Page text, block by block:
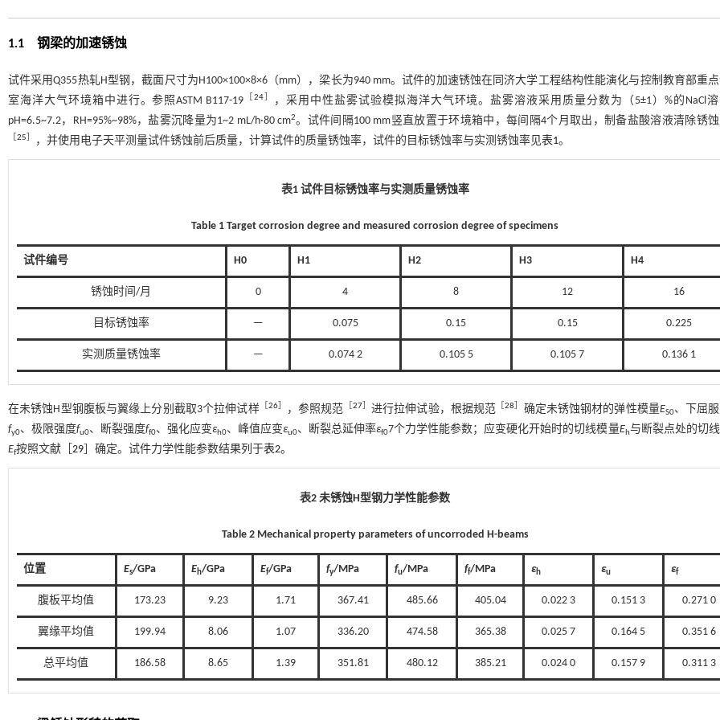
1.1 钢梁的加速锈蚀
试件采用Q355热轧H型钢，截面尺寸为H100×100×8×6（mm），梁长为940 mm。试件的加速锈蚀在同济大学工程结构性能演化与控制教育部重
室海洋大气环境箱中进行。参照ASTM B117-19 ［24
，采用中性盐雾试验模拟海洋大气环境。盐雾溶液采用质量分数为（5±1）%的NaCl溶
pH=6.5~7.2，RH=95%~98%，盐雾沉降量为1~2 mL/h·80 cm2。试件间隔100 mm竖直放置于环境箱中，每间隔4个月取出，制备盐酸溶液清除锈
25 ，并使用电子天平测量试件锈蚀前后质量，计算试件的质量锈蚀率，试件的目标锈蚀率与实测锈蚀率见表1。
表1 试件目标锈蚀率与实测质量锈蚀率
Table 1 Target corrosion degree and measured corrosion degree of specimens
试件编号 H0 H1 H2 H3 H4
锈蚀时间/月 0 4 8 12 16
目标锈蚀率 — 0.075 0.15 0.15 0.225
实测质量锈蚀率 — 0.074 2 0.105 5 0.105 7 0.136 1
在未锈蚀H型钢腹板与翼缘上分别截取3个拉伸试样 26］ ，参照规范 27］ 进行拉伸试验，根据规范 ［28 确定未锈蚀钢材的弹性模量ES0、下屈
fy0、极限强度fu0、断裂强度ff0、强化应变εh0、峰值应变εu0、断裂总延伸率εf07个力学性能参数；应变硬化开始时的切线模量E h与断裂点处的切
Ef按照文献［ 29 ］确定。试件力学性能参数结果列于表2。
表2 未锈蚀H型钢力学性能参数
Table 2 Mechanical property parameters of uncorroded H-beams
位置 Es/GPa Eh/GPa Ef/GPa fy/MPa fu/MPa ff/MPa εh εu εf
腹板平均值 173.23 9.23 1.71 367.41 485.66 405.04 0.022 3 0.151 3 0.271 0
翼缘平均值 199.94 8.06 1.07 336.20 474.58 365.38 0.025 7 0.164 5 0.351 6
总平均值 186.58 8.65 1.39 351.81 480.12 385.21 0.024 0 0.157 9 0.311 3